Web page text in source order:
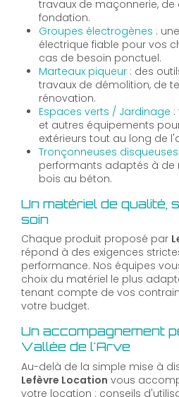
travaux de maçonnerie,
fondation.
Groupes électrogènes :
électrique fiable pour vos
cas de besoin ponctuel.
Marteaux piqueur : des
travaux de démolition, de
rénovation.
Espaces verts / Jardinage
et autres équipements
extérieurs tout au long de
Tronçonneuses disqueuses
performants adaptés à de
bois au béton.
Un matériel de qualité,
soin
Chaque produit proposé par
répond à des exigences
performance. Nos équipes
choix du matériel le plus
tenant compte de vos
votre budget.
Un accompagnement
Vallée de l'Arve
Au-delà de la simple mise à
Lefèvre Location vous
votre location : conseils